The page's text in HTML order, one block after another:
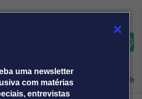
uma newsletter
com matérias
entrevistas
NotíciasBlogWeekend